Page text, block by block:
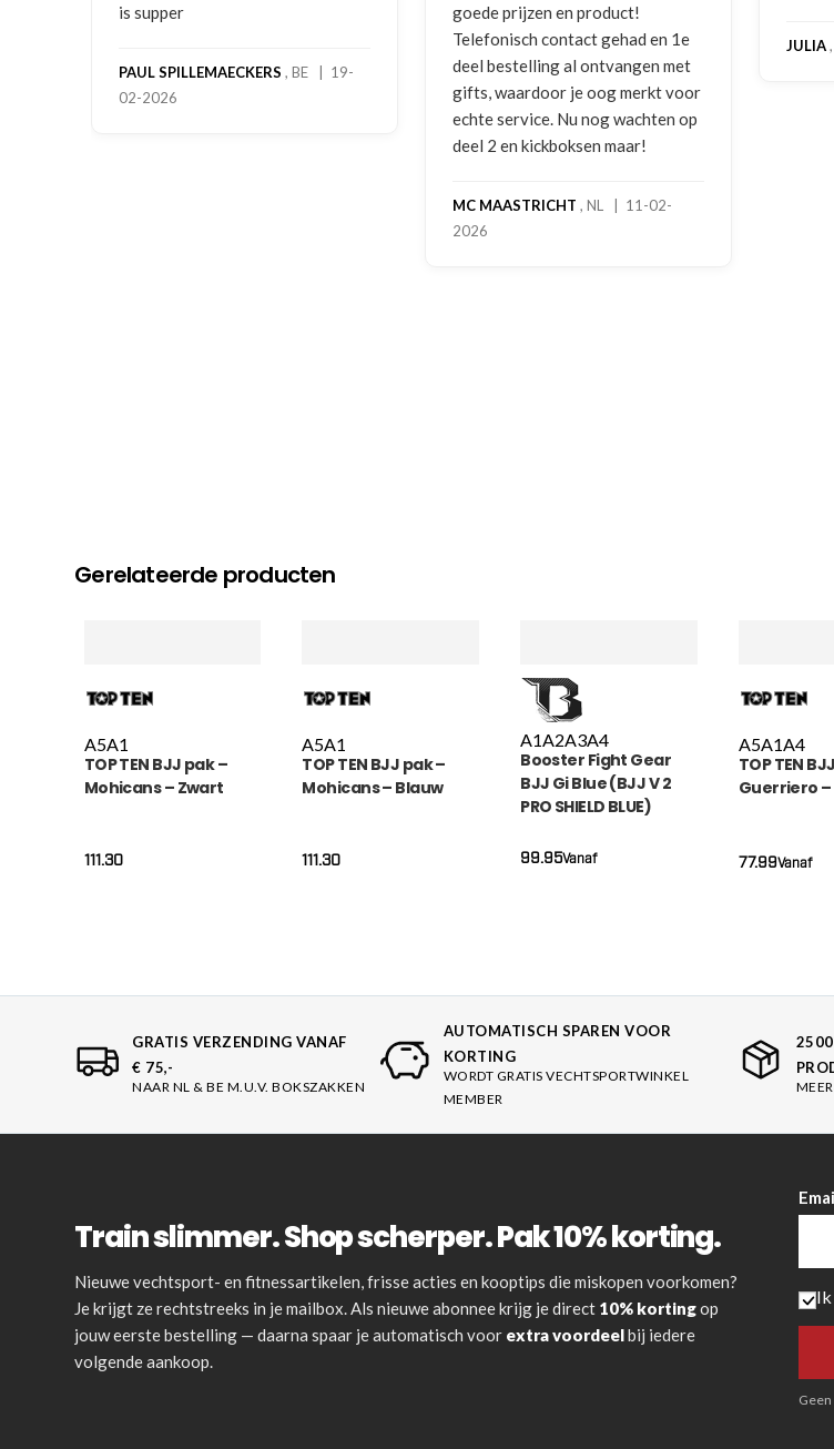
is supper
PAUL SPILLEMAECKERS , BE | 19-
02-2026
goede prijzen en product!
Telefonisch contact gehad en 1e
deel bestelling al ontvangen met
gifts, waardoor je oog merkt voor
echte service. Nu nog wachten op
deel 2 en kickboksen maar!
MC MAASTRICHT , NL | 11-02-
2026
JULIA
Gerelateerde producten
A5A1
TOP TEN BJJ pak –
Mohicans – Zwart
111.30
A5A1
TOP TEN BJJ pak –
Mohicans – Blauw
111.30
A1A2A3A4
Booster Fight Gear
BJJ Gi Blue (BJJ V 2
PRO SHIELD BLUE)
Vanaf
99.95
A5A1A4
TOP TEN
Guerriero
Vanaf
77.99
GRATIS VERZENDING VANAF
€ 75,-
NAAR NL & BE M.U.V. BOKSZAKKEN
AUTOMATISCH SPAREN VOOR
KORTING
WORDT GRATIS VECHTSPORTWINKEL
MEMBER
Train slimmer. Shop scherper. Pak 10% korting.
Nieuwe vechtsport- en fitnessartikelen, frisse acties en kooptips die miskopen voorkomen?
Je krijgt ze rechtstreeks in je mailbox. Als nieuwe abonnee krijg je direct 10% kortingop
jouw eerste bestelling — daarna spaar je automatisch voor extra voordeelbij iedere
volgende aankoop.
Ik